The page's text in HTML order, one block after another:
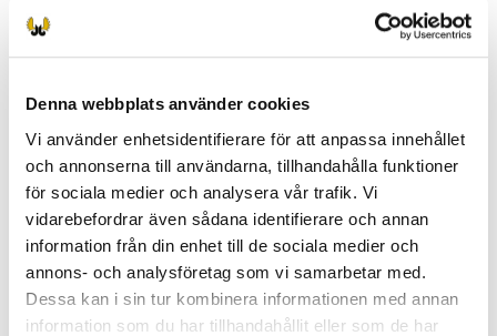
Denna webbplats använder cookies
Vi använder enhetsidentifierare för att anpassa innehållet
och annonserna till användarna, tillhandahålla funktioner
för sociala medier och analysera vår trafik. Vi
vidarebefordrar även sådana identifierare och annan
information från din enhet till de sociala medier och
annons- och analysföretag som vi samarbetar med.
Dessa kan i sin tur kombinera informationen med annan
information som du har tillhandahållit eller som de har
valmistautuvalle Riistainfo.fi -sivustolla:
https://www.riistainfo.fi/wp-
sahkotutkinnon-suorittajalle-
190525_suomi.pdf
Jos teet kokeen paperisena, varaa mukaan
lyijykynä, kumi ja henkilötodistus
(henkilötunnus kirjattava tenttilomakkeeseen).
Osallistumismaksu 20 €/suorituskerta
(käteinen tai Oma riista -verkkomaksu).